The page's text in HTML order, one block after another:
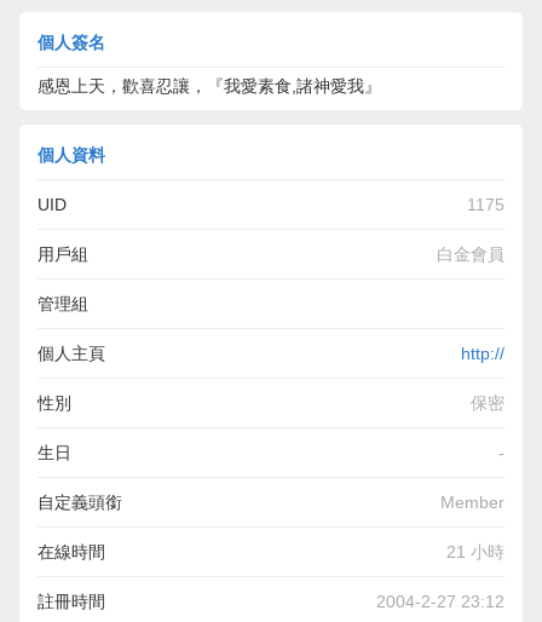
個人簽名
感恩上天，歡喜忍讓，『我愛素食,諸神愛我』
個人資料
UID 1175
用戶組 白金會員
管理組
個人主頁 http://
性別 保密
生日 -
自定義頭銜 Member
在線時間 21 小時
註冊時間 2004-2-27 23:12